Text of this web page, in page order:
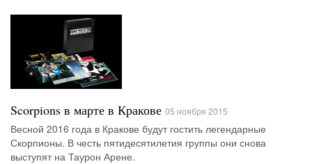
Scorpions в марте в Кракове 05 ноября 2015
Весной 2016 года в Кракове будут гостить легендарные
Скорпионы. В честь пятидесятилетия группы они снова
выступят на Таурон Арене.